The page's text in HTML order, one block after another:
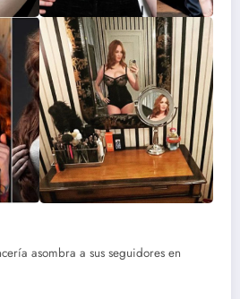
asombra a sus seguidores en